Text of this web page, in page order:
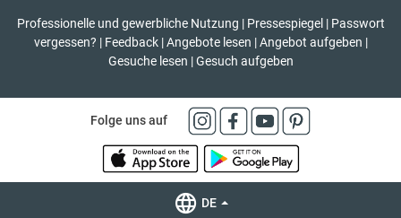
Professionelle und gewerbliche Nutzung | Pressespiegel | Passwort
vergessen? | Feedback | Angebote lesen | Angebot aufgeben |
Gesuche lesen | Gesuch aufgeben
Folge uns auf
DE